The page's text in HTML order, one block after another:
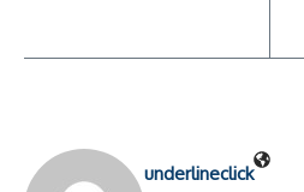
underlineclick